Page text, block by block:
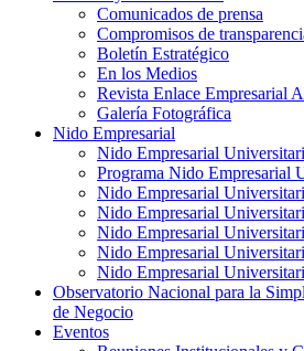
Comunicados de prensa
Compromisos de
Boletín Estratégico
En los Medios
Revista Enlace Empresarial
Galería Fotográfica
Nido Empresarial
Nido Empresarial
Programa Nido Empresarial
Nido Empresarial
Nido Empresarial
Nido Empresarial
Nido Empresarial
Nido Empresarial
Observatorio Nacional para la
de Negocio
Eventos